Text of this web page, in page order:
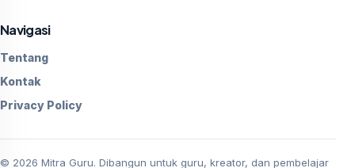
Navigasi
Tentang
Kontak
Privacy Policy
© 2026 Mitra Guru. Dibangun untuk guru, kreator, dan pembelajar